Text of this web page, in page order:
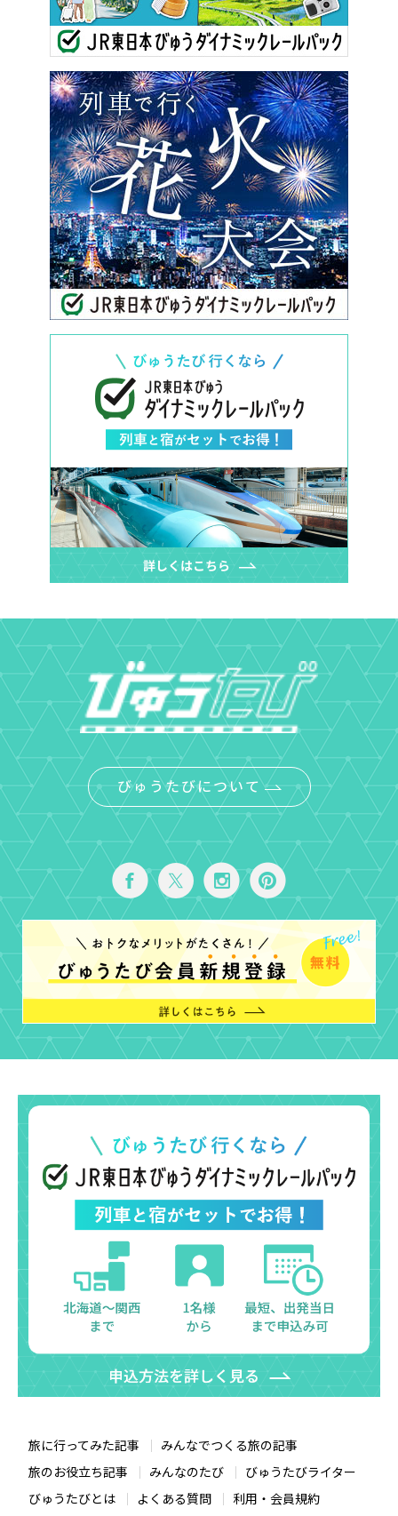
びゅうたびについて
旅に行ってみた記事
みんなでつくる旅の記事
旅のお役立ち記事
みんなのたび
びゅうたびライター
びゅうたびとは
よくある質問 利用・会員規約